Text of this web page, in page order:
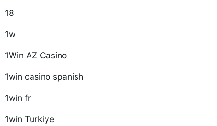
18
1w
1Win AZ Casino
1win casino spanish
1win fr
1win Turkiye